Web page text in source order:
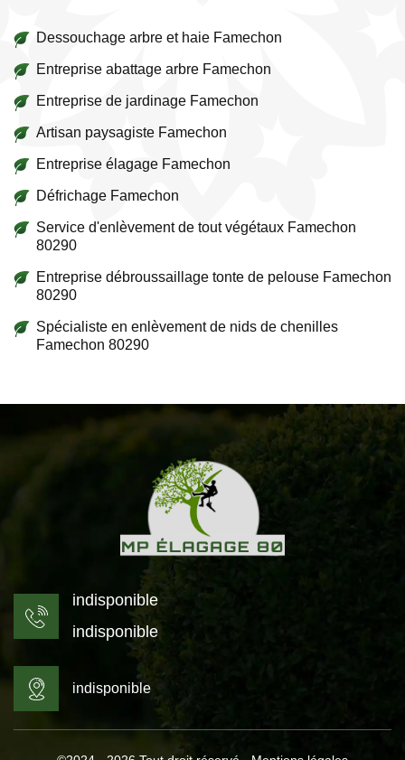
Dessouchage arbre et haie Famechon
Entreprise abattage arbre Famechon
Entreprise de jardinage Famechon
Artisan paysagiste Famechon
Entreprise élagage Famechon
Défrichage Famechon
Service d'enlèvement de tout végétaux Famechon
80290
Entreprise débroussaillage tonte de pelouse Famechon
80290
Spécialiste en enlèvement de nids de chenilles
Famechon 80290
indisponible
indisponible
indisponible